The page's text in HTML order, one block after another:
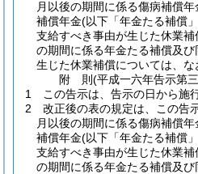
月以後の期間に係る傷病補償
補償年金(以下「年金たる補償
支給すべき事由が生じた休業
の期間に係る年金たる補償及
生じた休業補償については、な
附 則(平成一六年告示第
1
この告示は、告示の日から施
2
改正後の表の規定は、この告
月以後の期間に係る傷病補償
補償年金(以下「年金たる補償
支給すべき事由が生じた休業
の期間に係る年金たる補償及